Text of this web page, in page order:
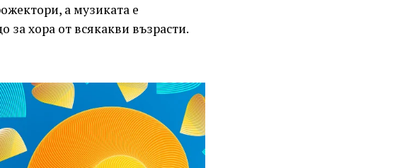
а музиката е
хора от всякакви възрасти.